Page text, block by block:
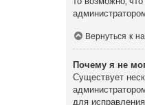
Вернуться к
Почему я не
Существует
для